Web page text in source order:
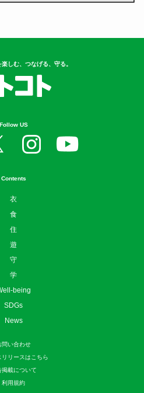
しむ、つなげる、守る。
Follow US
Contents
衣
食
住
遊
守
学
being
SDGs
News
問い合わせ
リリースはこちら
掲載について
利用規約